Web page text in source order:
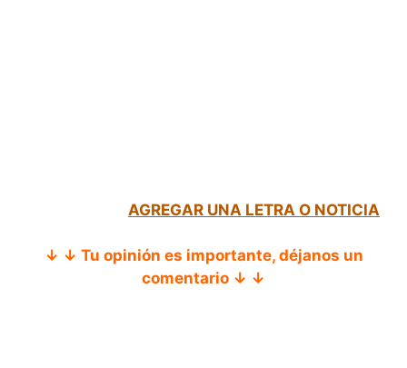
AGREGAR UNA LETRA O NOTICIA
↓ ↓ Tu opinión es importante, déjanos un
comentario ↓ ↓